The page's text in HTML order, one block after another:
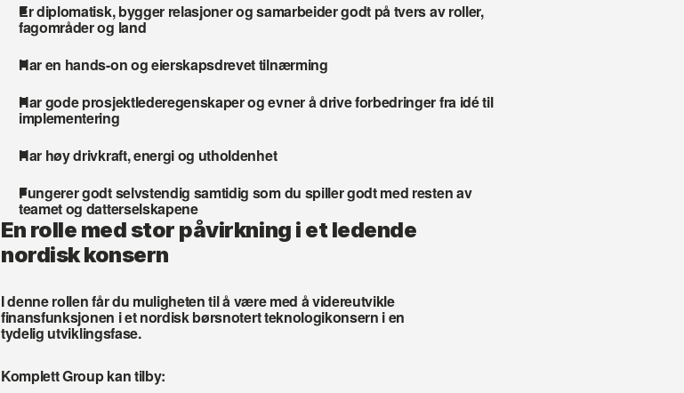
Er diplomatisk, bygger relasjoner og samarbeider godt på tvers av roller,
fagområder og land
Har en hands-on og eierskapsdrevet tilnærming
Har gode prosjektlederegenskaper og evner å drive forbedringer fra idé til
implementering
Har høy drivkraft, energi og utholdenhet
Fungerer godt selvstendig samtidig som du spiller godt med resten av
teamet og datterselskapene
En rolle med stor påvirkning i et ledende
nordisk konsern
I denne rollen får du muligheten til å være med å videreutvikle
finansfunksjonen i et nordisk børsnotert teknologikonsern i en
tydelig utviklingsfase.
Komplett Group kan tilby: